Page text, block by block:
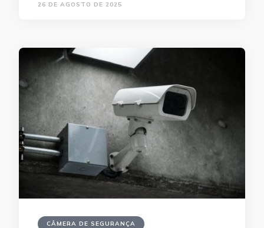
26 DE AGOSTO DE 2025
CÂMERA DE SEGURANÇA